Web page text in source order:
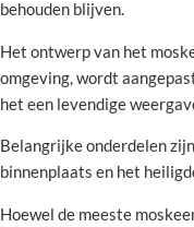
behouden blijven.
Het ontwerp van het
omgeving, wordt
het een levendige
Belangrijke onderdelen
binnenplaats en het
Hoewel de meeste